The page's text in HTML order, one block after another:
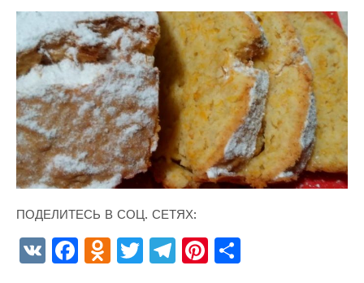
ПОДЕЛИТЕСЬ В СОЦ. СЕТЯХ:
V
F
O
T
T
Pi